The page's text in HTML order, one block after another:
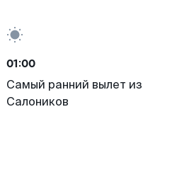
01:00
Самый ранний вылет из
Салоников